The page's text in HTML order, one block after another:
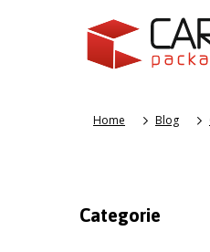
Home Blog
Categorie